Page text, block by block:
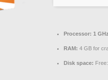
Processor: 1
RAM: 4 GB for
Disk space: